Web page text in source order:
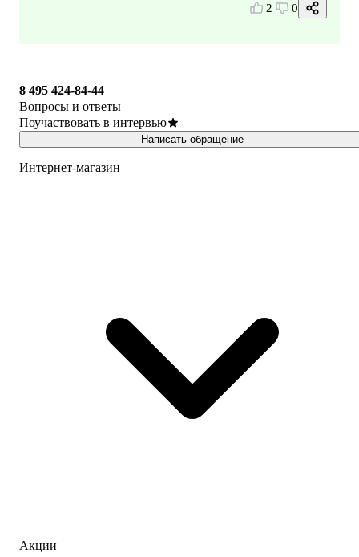
2 0
8 495 424-84-44
Вопросы и ответы
Поучаствовать в интервью
Написать обращение
Интернет-магазин
Акции